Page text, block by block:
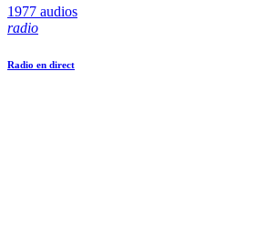
1977 audios
radio
Radio en direct